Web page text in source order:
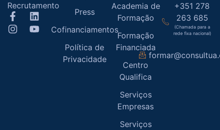
Recrutamento
Press
Cofinanciamentos
Política de
Privacidade
Academia de
Formação
Formação
Financiada
Centro
Qualifica
Serviços
Empresas
Serviços
+351 278
263 685
(Chamada para a
rede fixa nacional)